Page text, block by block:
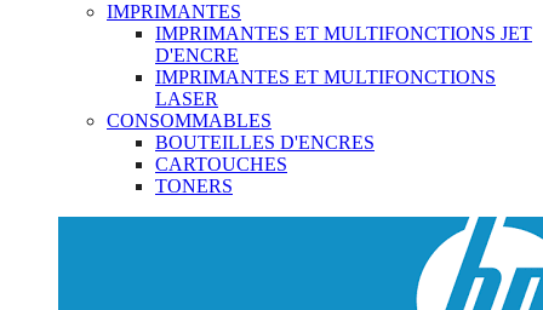
IMPRIMANTES
IMPRIMANTES ET MULTIFONCTIONS JET
D'ENCRE
IMPRIMANTES ET MULTIFONCTIONS
LASER
CONSOMMABLES
BOUTEILLES D'ENCRES
CARTOUCHES
TONERS